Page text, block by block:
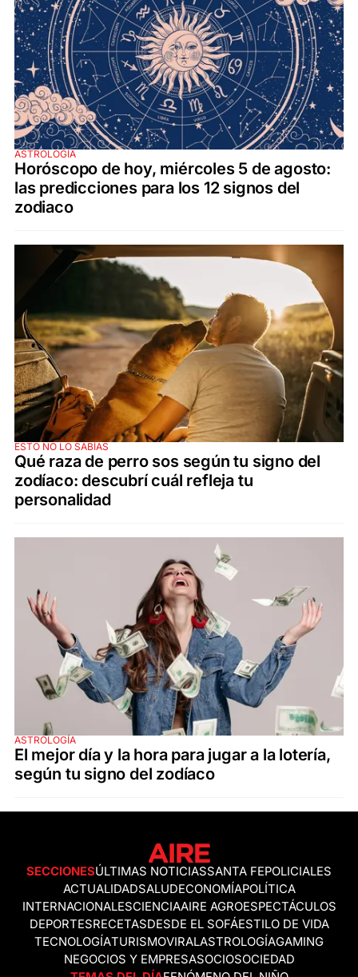
ASTROLOGÍA
Horóscopo de hoy, miércoles 5 de agosto:
las predicciones para los 12 signos del
zodiaco
ESTO NO LO SABÍAS
Qué raza de perro sos según tu signo del
zodíaco: descubrí cuál refleja tu
personalidad
ASTROLOGÍA
El mejor día y la hora para jugar a la lotería,
según tu signo del zodíaco
SECCIONESÚLTIMAS NOTICIASSANTA FEPOLICIALES
ACTUALIDADSALUDECONOMÍAPOLÍTICA
INTERNACIONALESCIENCIAAIRE AGROESPECTÁCULOS
DEPORTESRECETASDESDE EL SOFÁESTILO DE VIDA
TECNOLOGÍATURISMOVIRALASTROLOGÍAGAMING
NEGOCIOS Y EMPRESASOCIOSOCIEDAD